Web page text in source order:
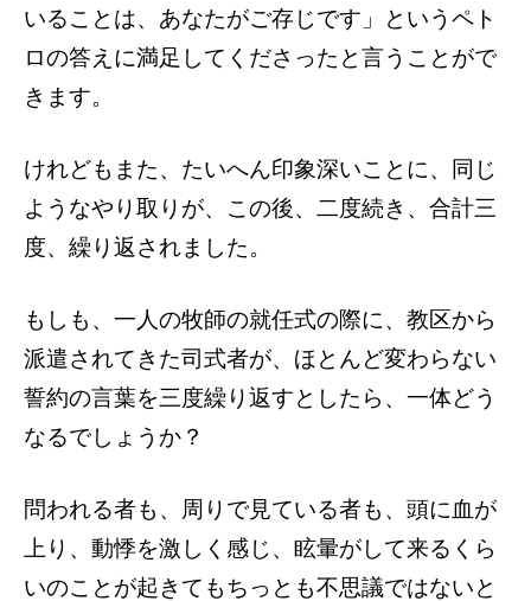
いることは、あなたがご存じです」というペト
ロの答えに満足してくださったと言うことがで
きます。
けれどもまた、たいへん印象深いことに、同じ
ようなやり取りが、この後、二度続き、合計三
度、繰り返されました。
もしも、一人の牧師の就任式の際に、教区から
派遣されてきた司式者が、ほとんど変わらない
誓約の言葉を三度繰り返すとしたら、一体どう
なるでしょうか？
問われる者も、周りで見ている者も、頭に血が
上り、動悸を激しく感じ、眩暈がして来るくら
いのことが起きてもちっとも不思議ではないと